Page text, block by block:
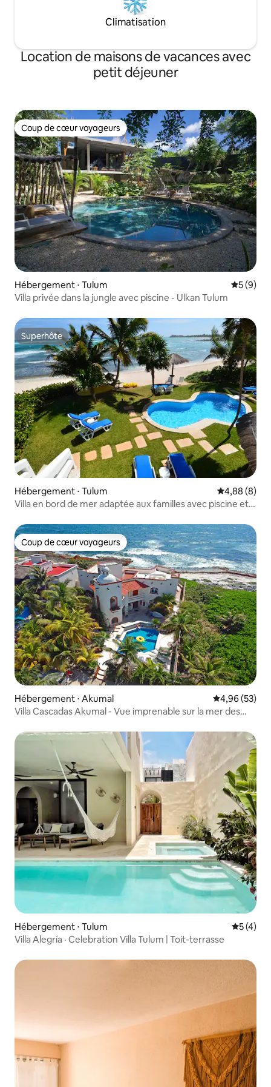
Climatisation
Location de maisons de vacances avec
petit déjeuner
Coup de cœur voyageurs
Coup de cœur voyageurs
Hébergement ⋅ Tulum
5 (9)
Villa privée dans la jungle avec piscine - Ulkan Tulum
Superhôte
Superhôte
Hébergement ⋅ Tulum Évaluation
4,88 (8)
Villa en bord de mer adaptée aux familles avec piscine et
Coup de cœur voyageurs
Coup de cœur voyageurs
Hébergement ⋅ Akumal Évaluation
4,96 (53)
Villa Cascadas Akumal - Vue imprenable sur la mer des
Hébergement ⋅ Tulum
5 (4)
Villa Alegría · Celebration Villa Tulum | Toit-terrasse